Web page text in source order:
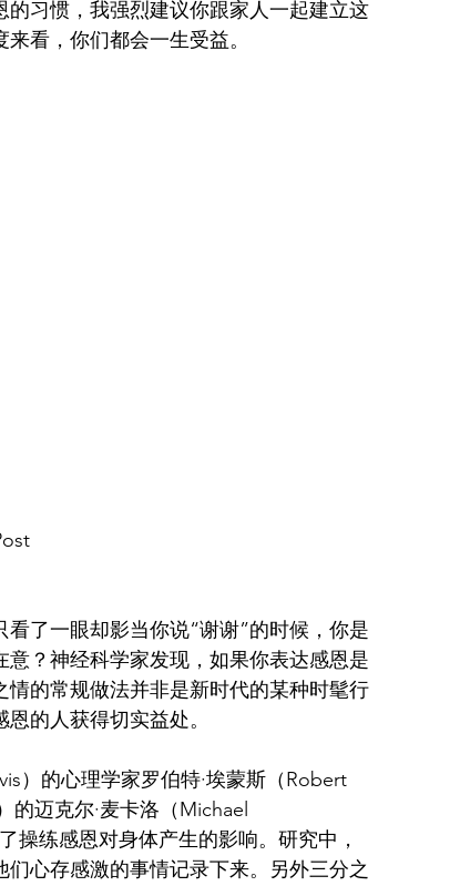
习惯，我强烈建议你跟家人一起建立这
看，你们都会一生受益。
了一眼却影当你说“谢谢”的时候，你是
？神经科学家发现，如果你表达感恩是
的常规做法并非是新时代的某种时髦行
的人获得切实益处。
）的心理学家罗伯特·埃蒙斯（Robert
迈克尔·麦卡洛（Michael
操练感恩对身体产生的影响。研究中，
心存感激的事情记录下来。另外三分之